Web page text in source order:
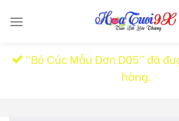
“Bó Cúc Mẫu Đơn D05” đã
hàng.